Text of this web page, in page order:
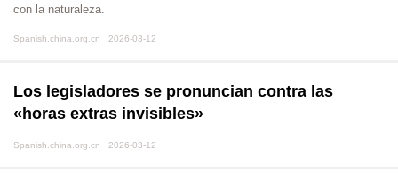
con la naturaleza.
Spanish.china.org.cn 2026-03-12
Los legisladores se pronuncian contra las
«horas extras invisibles»
Spanish.china.org.cn 2026-03-12